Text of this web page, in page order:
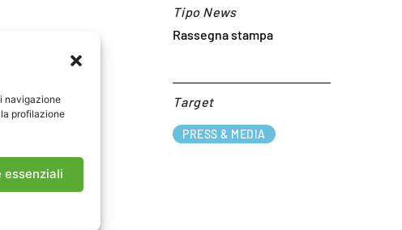
navigazione
profilazione
Tipo News
Rassegna stampa
Target​
PRESS & MEDIA